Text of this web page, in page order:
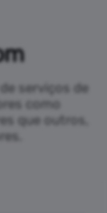
serviços de
como
que outros,